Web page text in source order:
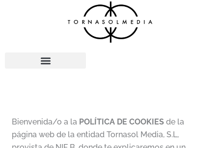
Bienvenida/o a la POLÍTICA DE COOKIESde la
página web de la entidad Tornasol Media, S.L,